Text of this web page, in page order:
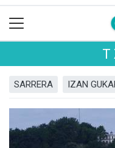
SARRERA IZAN